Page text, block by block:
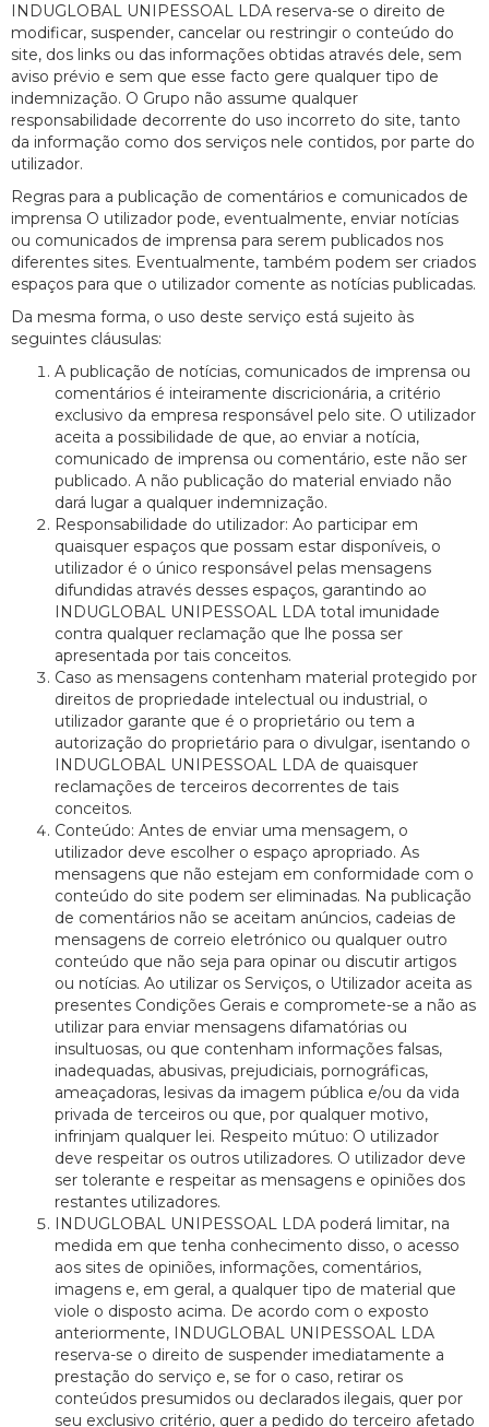
INDUGLOBAL UNIPESSOAL LDA reserva-se o direito de
modificar, suspender, cancelar ou restringir o conteúdo do
site, dos links ou das informações obtidas através dele, sem
aviso prévio e sem que esse facto gere qualquer tipo de
indemnização. O Grupo não assume qualquer
responsabilidade decorrente do uso incorreto do site, tanto
da informação como dos serviços nele contidos, por parte do
utilizador.
Regras para a publicação de comentários e comunicados de
imprensa O utilizador pode, eventualmente, enviar notícias
ou comunicados de imprensa para serem publicados nos
diferentes sites. Eventualmente, também podem ser criados
espaços para que o utilizador comente as notícias publicadas.
Da mesma forma, o uso deste serviço está sujeito às
seguintes cláusulas:
A publicação de notícias, comunicados de imprensa ou
comentários é inteiramente discricionária, a critério
exclusivo da empresa responsável pelo site. O utilizador
aceita a possibilidade de que, ao enviar a notícia,
comunicado de imprensa ou comentário, este não ser
publicado. A não publicação do material enviado não
dará lugar a qualquer indemnização.
Responsabilidade do utilizador: Ao participar em
quaisquer espaços que possam estar disponíveis, o
utilizador é o único responsável pelas mensagens
difundidas através desses espaços, garantindo ao
INDUGLOBAL UNIPESSOAL LDA total imunidade
contra qualquer reclamação que lhe possa ser
apresentada por tais conceitos.
Caso as mensagens contenham material protegido por
direitos de propriedade intelectual ou industrial, o
utilizador garante que é o proprietário ou tem a
autorização do proprietário para o divulgar, isentando o
INDUGLOBAL UNIPESSOAL LDA de quaisquer
reclamações de terceiros decorrentes de tais
conceitos.
Conteúdo: Antes de enviar uma mensagem, o
utilizador deve escolher o espaço apropriado. As
mensagens que não estejam em conformidade com o
conteúdo do site podem ser eliminadas. Na publicação
de comentários não se aceitam anúncios, cadeias de
mensagens de correio eletrónico ou qualquer outro
conteúdo que não seja para opinar ou discutir artigos
ou notícias. Ao utilizar os Serviços, o Utilizador aceita as
presentes Condições Gerais e compromete-se a não as
utilizar para enviar mensagens difamatórias ou
insultuosas, ou que contenham informações falsas,
inadequadas, abusivas, prejudiciais, pornográficas,
ameaçadoras, lesivas da imagem pública e/ou da vida
privada de terceiros ou que, por qualquer motivo,
infrinjam qualquer lei. Respeito mútuo: O utilizador
deve respeitar os outros utilizadores. O utilizador deve
ser tolerante e respeitar as mensagens e opiniões dos
restantes utilizadores.
INDUGLOBAL UNIPESSOAL LDA poderá limitar, na
medida em que tenha conhecimento disso, o acesso
aos sites de opiniões, informações, comentários,
imagens e, em geral, a qualquer tipo de material que
viole o disposto acima. De acordo com o exposto
anteriormente, INDUGLOBAL UNIPESSOAL LDA
reserva-se o direito de suspender imediatamente a
prestação do serviço e, se for o caso, retirar os
conteúdos presumidos ou declarados ilegais, quer por
seu exclusivo critério, quer a pedido do terceiro afetado